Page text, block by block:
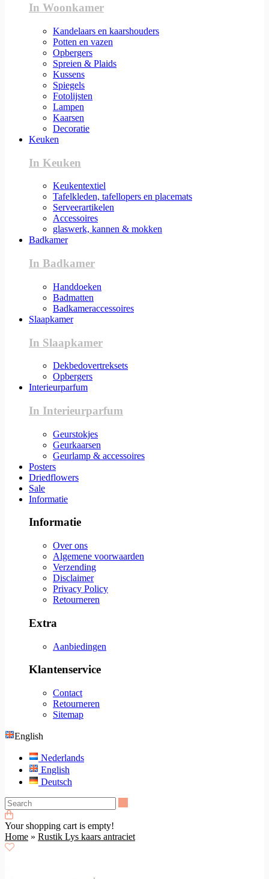
In Woonkamer
Kandelaars en kaarshouders
Potten en vazen
Opbergers
Spreien & Plaids
Kussens
Spiegels
Fotolijsten
Lampen
Kaarsen
Decoratie
Keuken
In Keuken
Keukentextiel
Tafelkleden, tafellopers en placemats
Serveerartikelen
Accessoires
glaswerk, kannen & mokken
Badkamer
In Badkamer
Handdoeken
Badmatten
Badkameraccessoires
Slaapkamer
In Slaapkamer
Dekbedovertreksets
Opbergers
Interieurparfum
In Interieurparfum
Geurstokjes
Geurkaarsen
Geurlamp & accessoires
Posters
Driedflowers
Sale
Informatie
Informatie
Over ons
Algemene voorwaarden
Verzending
Disclaimer
Privacy Policy
Retourneren
Extra
Aanbiedingen
Klantenservice
Contact
Retourneren
Sitemap
English
Nederlands
English
Deutsch
Your shopping cart is empty!
Home » Rustik Lys kaars antraciet